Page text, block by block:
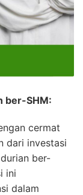
ber-SHM:
cermat
dari investasi
ber-
ini
dalam